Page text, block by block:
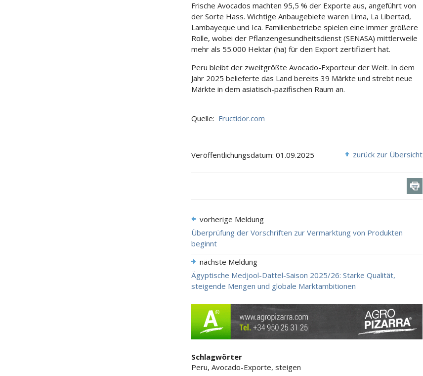
Frische Avocados machten 95,5 % der Exporte aus, angeführt von
der Sorte Hass. Wichtige Anbaugebiete waren Lima, La Libertad,
Lambayeque und Ica. Familienbetriebe spielen eine immer größere
Rolle, wobei der Pflanzengesundheitsdienst (SENASA) mittlerweile
mehr als 55.000 Hektar (ha) für den Export zertifiziert hat.
Peru bleibt der zweitgrößte Avocado-Exporteur der Welt. In dem
Jahr 2025 belieferte das Land bereits 39 Märkte und strebt neue
Märkte in dem asiatisch-pazifischen Raum an.
Quelle: Fructidor.com
Veröffentlichungsdatum: 01.09.2025 zurück zur Übersicht
vorherige Meldung
Überprüfung der Vorschriften zur Vermarktung von Produkten
beginnt
nächste Meldung
Ägyptische Medjool-Dattel-Saison 2025/26: Starke Qualität,
steigende Mengen und globale Marktambitionen
Schlagwörter
Peru, Avocado-Exporte, steigen